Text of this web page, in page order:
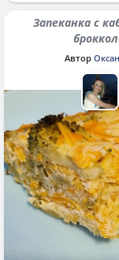
Запеканка с кабачком и
Автор